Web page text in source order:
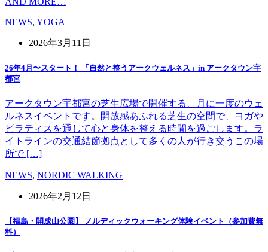
NEWS, YOGA
2026年3月11日
26年4月〜スタート！ 「自然と整うアークウェルネス」in アークタウン宇
都宮
アークタウン宇都宮の芝生広場で開催する、月に一度のウェ
ルネスイベントです。開放感あふれる芝生の空間で、ヨガや
ピラティスを通して心と身体を整える時間を過ごします。ラ
イトラインの交通結節拠点として多くの人が行き交うこの場
所で […]
NEWS, NORDIC WALKING
2026年2月12日
【福島・開成山公園】 ノルディックウォーキング体験イベント（参加費無
料）